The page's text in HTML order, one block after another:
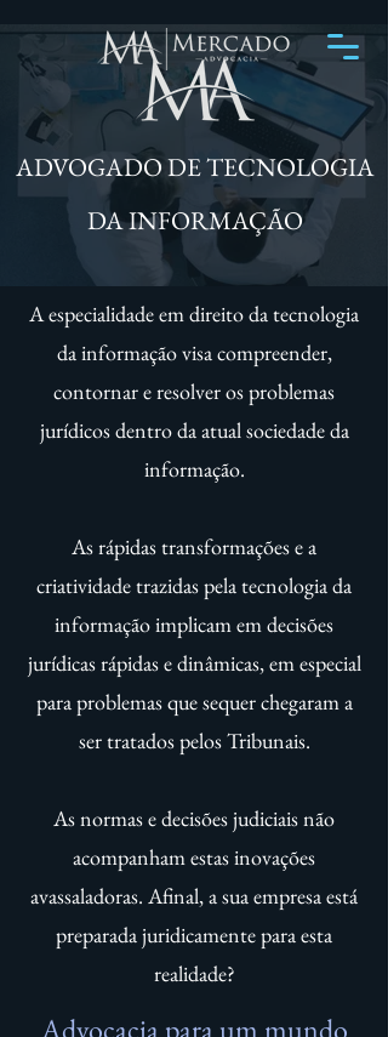
ADVOGADO DE TECNOLOGIA
DA INFORMAÇÃO
A especialidade em direito da tecnologia
da informação visa compreender,
contornar e resolver os problemas
jurídicos dentro da atual sociedade da
informação.
As rápidas transformações e a
criatividade trazidas pela tecnologia da
informação implicam em decisões
jurídicas rápidas e dinâmicas, em especial
para problemas que sequer chegaram a
ser tratados pelos Tribunais.
As normas e decisões judiciais não
acompanham estas inovações
avassaladoras. Afinal, a sua empresa está
preparada juridicamente para esta
realidade?
Advocacia para um mundo